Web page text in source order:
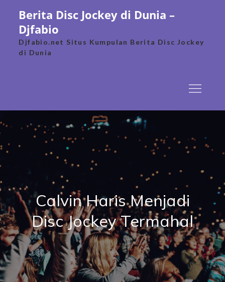
content
Berita Disc Jockey di Dunia –
Djfabio
Djfabio.net Situs Kumpulan Berita Disc Jockey
di Dunia
Calvin Haris Menjadi
Disc Jockey Termahal